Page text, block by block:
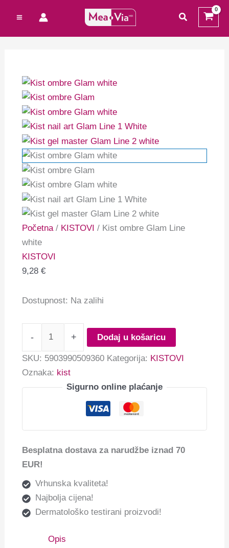
sadržaj
traži
Početna/ KISTOVI / Kist ombre Glam Line
white
KISTOVI
9,28€
Dostupnost: Na zalihi
-
ombre
Glam
količina
+ Dodaj u košaricu
SKU: 5903990509360 Kategorija: KISTOVI
Oznaka: kist
Sigurno online plaćanje
Besplatna dostava za narudžbe iznad 70
EUR!
Vrhunska kvaliteta!
Najbolja cijena!
Dermatološko testirani proizvodi!
Opis
Total: